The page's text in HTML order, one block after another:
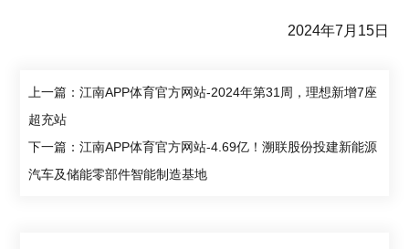
2024年7月15日
上一篇：江南APP体育官方网站-2024年第31周，理想新增7座
超充站
下一篇：江南APP体育官方网站-4.69亿！溯联股份投建新能源
汽车及储能零部件智能制造基地